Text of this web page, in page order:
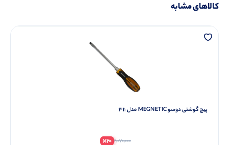
کالاهای مشابه
پیچ گوشتی دوسو MEGNETIC مدل 311
2,070,000
20